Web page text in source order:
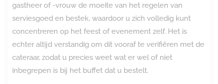
gastheer of -vrouw de moeite van het regelen van
serviesgoed en bestek, waardoor u zich volledig kunt
concentreren op het feest of evenement zelf. Het is
echter altijd verstandig om dit vooraf te verifiëren met de
cateraar, zodat u precies weet wat er wel of niet
inbegrepen is bij het buffet dat u bestelt.